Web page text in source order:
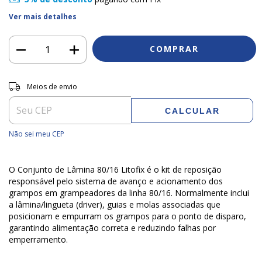
Ver mais detalhes
Entregas para o CEP:
Meios de envio
CALCULAR
Não sei meu CEP
O Conjunto de Lâmina 80/16 Litofix é o kit de reposição
responsável pelo sistema de avanço e acionamento dos
grampos em grampeadores da linha 80/16. Normalmente inclui
a lâmina/lingueta (driver), guias e molas associadas que
posicionam e empurram os grampos para o ponto de disparo,
garantindo alimentação correta e reduzindo falhas por
emperramento.